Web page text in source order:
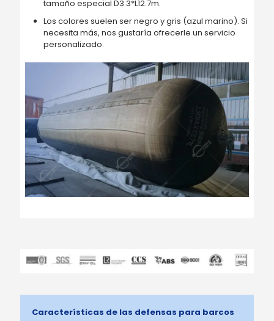
tamaño especial D3.3*L12.7m.
Los colores suelen ser negro y gris (azul marino). Si
necesita más, nos gustaría ofrecerle un servicio
personalizado.
Características de las defensas para barcos